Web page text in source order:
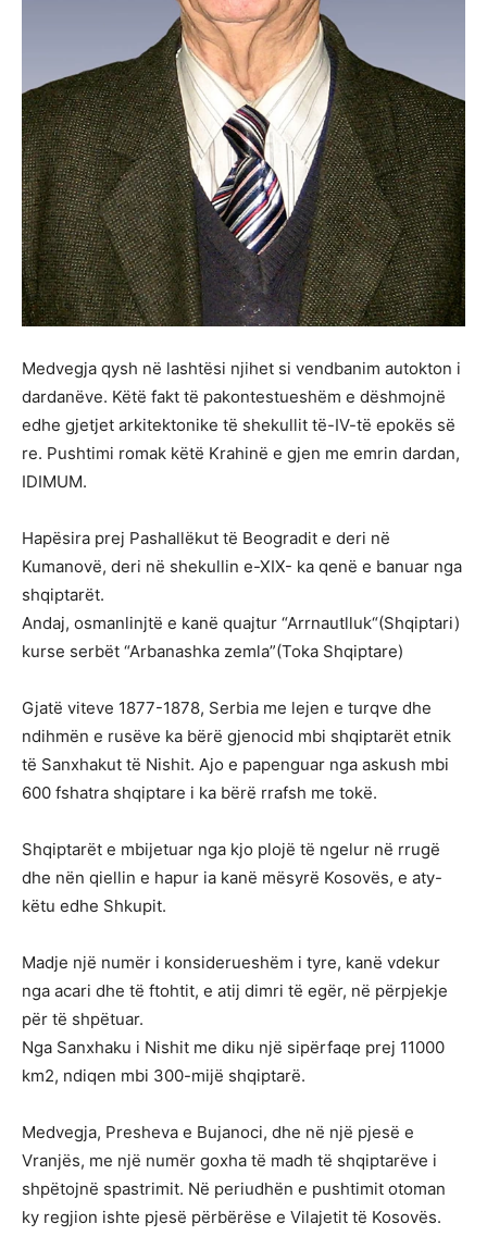
Medvegja qysh në lashtësi njihet si vendbanim autokton i
dardanëve. Këtë fakt të pakontestueshëm e dëshmojnë
edhe gjetjet arkitektonike të shekullit të-IV-të epokës së
re. Pushtimi romak këtë Krahinë e gjen me emrin dardan,
IDIMUM.
Hapësira prej Pashallëkut të Beogradit e deri në
Kumanovë, deri në shekullin e-XIX- ka qenë e banuar nga
shqiptarët.
Andaj, osmanlinjtë e kanë quajtur “Arrnautlluk“(Shqiptari)
kurse serbët “Arbanashka zemla”(Toka Shqiptare)
Gjatë viteve 1877-1878, Serbia me lejen e turqve dhe
ndihmën e rusëve ka bërë gjenocid mbi shqiptarët etnik
të Sanxhakut të Nishit. Ajo e papenguar nga askush mbi
600 fshatra shqiptare i ka bërë rrafsh me tokë.
Shqiptarët e mbijetuar nga kjo plojë të ngelur në rrugë
dhe nën qiellin e hapur ia kanë mësyrë Kosovës, e aty-
këtu edhe Shkupit.
Madje një numër i konsiderueshëm i tyre, kanë vdekur
nga acari dhe të ftohtit, e atij dimri të egër, në përpjekje
për të shpëtuar.
Nga Sanxhaku i Nishit me diku një sipërfaqe prej 11000
km2, ndiqen mbi 300-mijë shqiptarë.
Medvegja, Presheva e Bujanoci, dhe në një pjesë e
Vranjës, me një numër goxha të madh të shqiptarëve i
shpëtojnë spastrimit. Në periudhën e pushtimit otoman
ky regjion ishte pjesë përbërëse e Vilajetit të Kosovës.